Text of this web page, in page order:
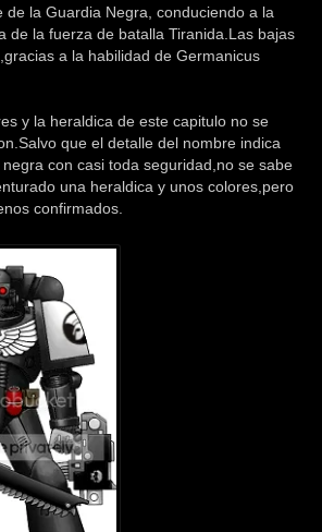
de la Guardia Negra, conduciendo a la
de la fuerza de batalla Tiranida.Las bajas
a la habilidad de Germanicus
y la heraldica de este capitulo no se
que el detalle del nombre indica
con casi toda seguridad,no se sabe
una heraldica y unos colores,pero
confirmados.